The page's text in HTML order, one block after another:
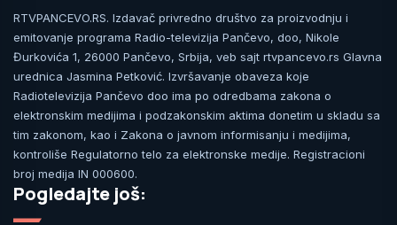
RTVPANCEVO.RS. Izdavač privredno društvo za proizvodnju i
emitovanje programa Radio-televizija Pančevo, doo, Nikole
Đurkovića 1, 26000 Pančevo, Srbija, veb sajt rtvpancevo.rs Glavna
urednica Jasmina Petković. Izvršavanje obaveza koje
Radiotelevizija Pančevo doo ima po odredbama zakona o
elektronskim medijima i podzakonskim aktima donetim u skladu sa
tim zakonom, kao i Zakona o javnom informisanju i medijima,
kontroliše Regulatorno telo za elektronske medije. Registracioni
broj medija IN 000600.
Pogledajte još: